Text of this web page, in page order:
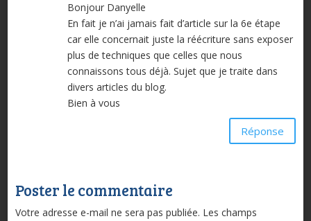
Bonjour Danyelle
En fait je n’ai jamais fait d’article sur la 6e étape
car elle concernait juste la réécriture sans exposer
plus de techniques que celles que nous
connaissons tous déjà. Sujet que je traite dans
divers articles du blog.
Bien à vous
Réponse
Poster le commentaire
Votre adresse e-mail ne sera pas publiée. Les champs